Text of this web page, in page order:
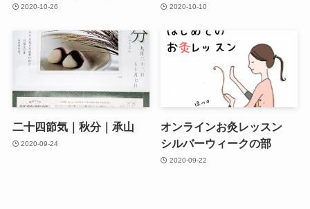
2020-10-26 2020-10-10
二十四節気｜秋分｜承山
2020-09-24
オンラインお灸レッスン
シルバーウィークの部
2020-09-22